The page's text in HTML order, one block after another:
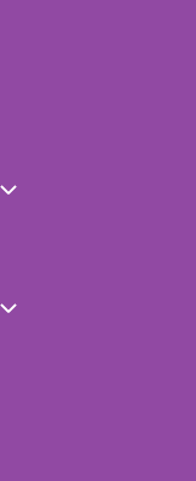
Unternavigation von
Unternavigation von
von
von